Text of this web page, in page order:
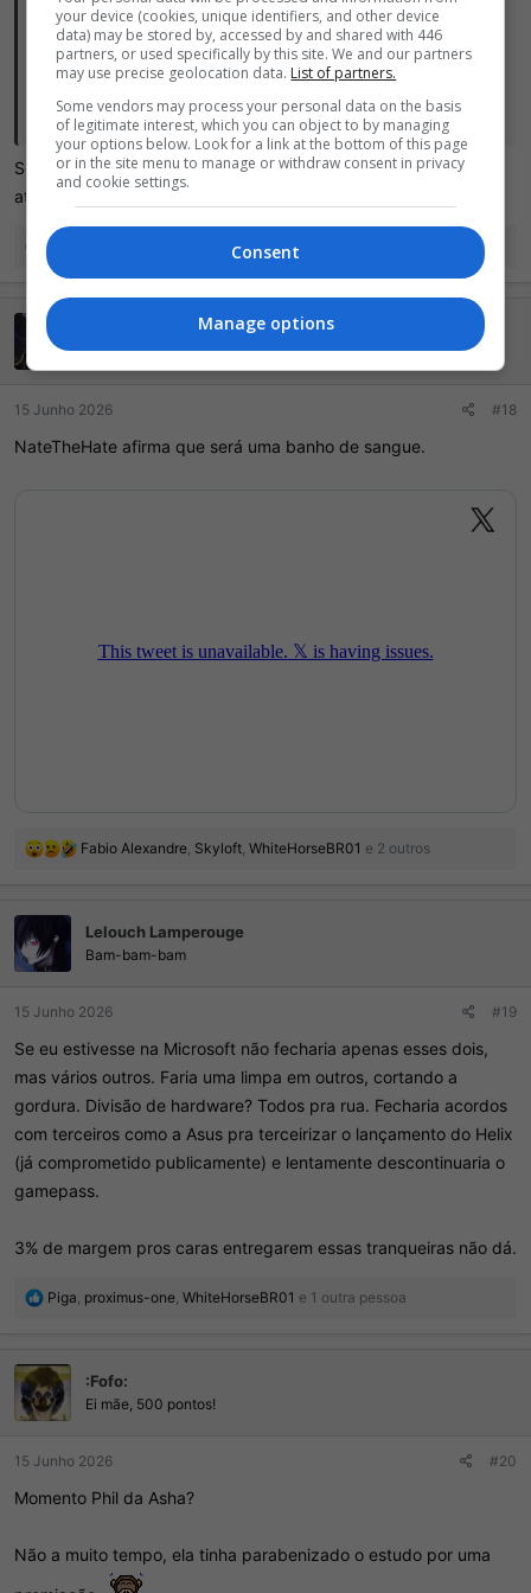
jogo curto com uma boa arte mas uma narrativa e combate bem
fracos.
Outras franquias que não tem graça nenhuma são Sea of Thieves e
esses estúdios fazem menos falta que a Tango sozinha.
Sea of Thieves é sucesso, tanto que até hoje recebe
atualizações. A Rare está segura por enquanto.
R
e
ç
õ
e
s
The Thin Red Line javagod
Ei mãe, 500 pontos!
15 Junho 2026 #18
NateTheHate afirma que será uma banho de sangue.
R
õ
e
Fabio Alexandre Skyloft WhiteHorseBR01 e 2 outros
Lelouch Lamperouge
Bam-bam-bam
15 Junho 2026 #19
Se eu estivesse na Microsoft não fecharia apenas esses dois,
mas vários outros. Faria uma limpa em outros, cortando a
gordura. Divisão de hardware? Todos pra rua. Fecharia acordos
com terceiros como a Asus pra terceirizar o lançamento do Helix
(já comprometido publicamente) e lentamente descontinuaria o
gamepass.
3% de margem pros caras entregarem essas tranqueiras não dá.
R
e
s
Piga proximus-one WhiteHorseBR01 e 1 outra pessoa
:Fofo:
Ei mãe, 500 pontos!
15 Junho 2026 #20
Momento Phil da Asha?
Não a muito tempo, ela tinha parabenizado o estudo por uma
your device (cookies, unique identifiers, and other device
data) may be stored by, accessed by and shared with 446
partners, or used specifically by this site. We and our partners
may use precise geolocation data. List of partners.
Some vendors may process your personal data on the basis
of legitimate interest, which you can object to by managing
your options below. Look for a link at the bottom of this page
or in the site menu to manage or withdraw consent in privacy
and cookie settings.
Consent
Manage options